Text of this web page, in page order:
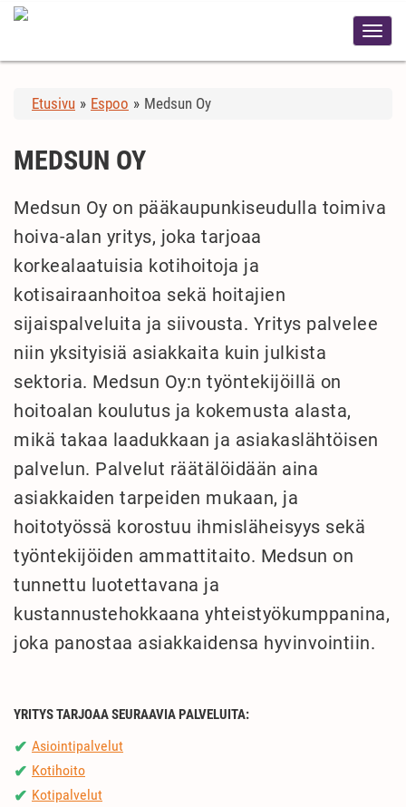
Etusivu » Espoo » Medsun Oy
MEDSUN OY
Medsun Oy on pääkaupunkiseudulla toimiva
hoiva-alan yritys, joka tarjoaa
korkealaatuisia kotihoitoja ja
kotisairaanhoitoa sekä hoitajien
sijaispalveluita ja siivousta. Yritys palvelee
niin yksityisiä asiakkaita kuin julkista
sektoria. Medsun Oy:n työntekijöillä on
hoitoalan koulutus ja kokemusta alasta,
mikä takaa laadukkaan ja asiakaslähtöisen
palvelun. Palvelut räätälöidään aina
asiakkaiden tarpeiden mukaan, ja
hoitotyössä korostuu ihmisläheisyys sekä
työntekijöiden ammattitaito. Medsun on
tunnettu luotettavana ja
kustannustehokkaana yhteistyökumppanina,
joka panostaa asiakkaidensa hyvinvointiin.
YRITYS TARJOAA SEURAAVIA PALVELUITA:
✔ Asiointipalvelut
✔ Kotihoito
✔ Kotipalvelut